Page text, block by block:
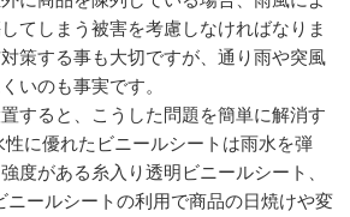
てしまう被害を考慮しなければなりま
策する事も大切ですが、通り雨や突風
いのも事実です。
すると、こうした問題を簡単に解消す
性に優れたビニールシートは雨水を弾
度がある糸入り透明ビニールシート、
ニールシートの利用で商品の日焼けや変